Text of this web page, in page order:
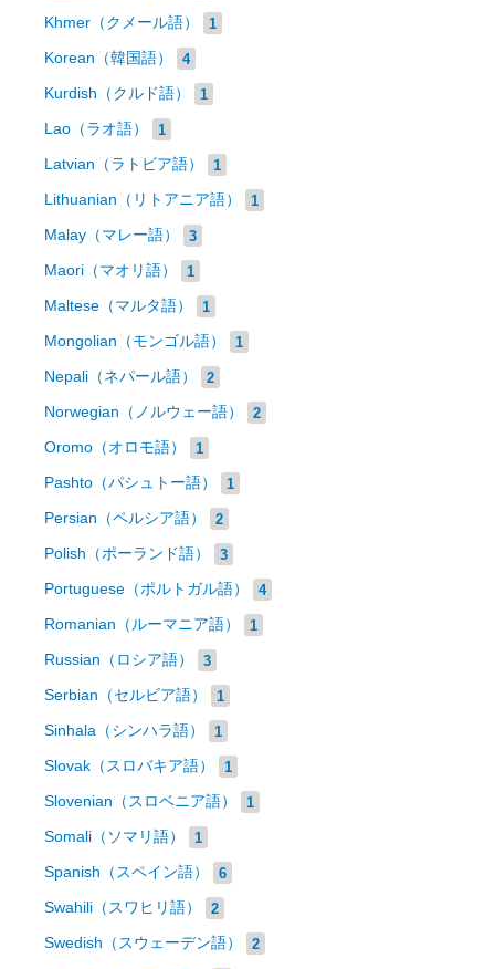
Khmer（クメール語） 1
Korean（韓国語） 4
Kurdish（クルド語） 1
Lao（ラオ語） 1
Latvian（ラトビア語） 1
Lithuanian（リトアニア語） 1
Malay（マレー語） 3
Maori（マオリ語） 1
Maltese（マルタ語） 1
Mongolian（モンゴル語） 1
Nepali（ネパール語） 2
Norwegian（ノルウェー語） 2
Oromo（オロモ語） 1
Pashto（パシュトー語） 1
Persian（ペルシア語） 2
Polish（ポーランド語） 3
Portuguese（ポルトガル語） 4
Romanian（ルーマニア語） 1
Russian（ロシア語） 3
Serbian（セルビア語） 1
Sinhala（シンハラ語） 1
Slovak（スロバキア語） 1
Slovenian（スロベニア語） 1
Somali（ソマリ語） 1
Spanish（スペイン語） 6
Swahili（スワヒリ語） 2
Swedish（スウェーデン語） 2